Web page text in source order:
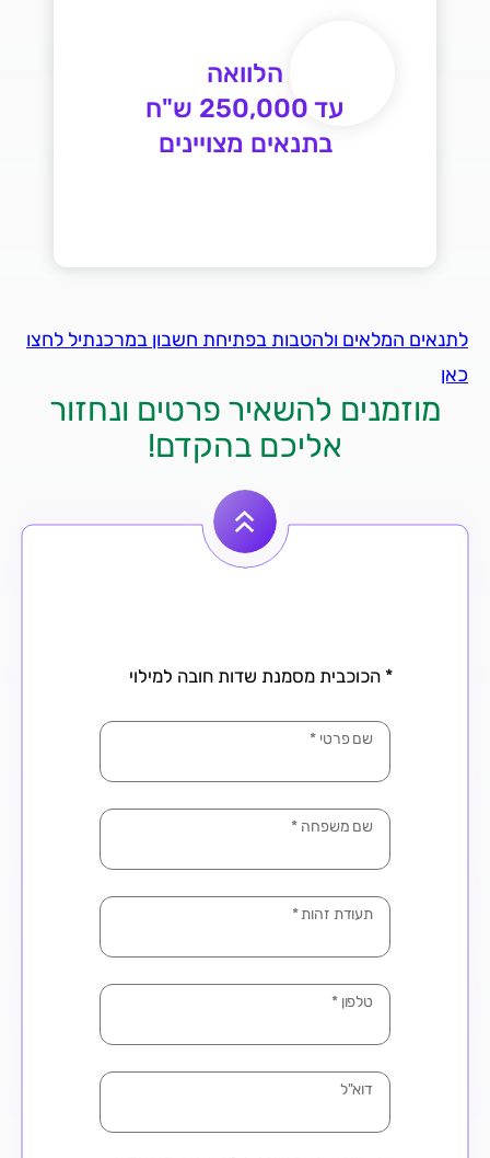
בתנאים מצויינים
לתנאים המלאים ולהטבות בפתיחת חשבון במרכנתיל לחצו
כאן
מוזמנים להשאיר פרטים ונחזור
אליכם בהקדם!
* הכוכבית מסמנת שדות חובה למילוי
שם פרטי *
שם משפחה *
תעודת זהות*
טלפון*
דוא"ל